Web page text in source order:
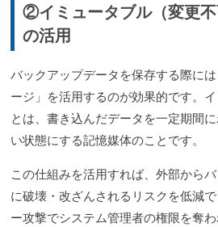
②イミュータブル（変更
の活用
バックアップデータを保存する際に
ージ」を活用するのが効果的です。
とは、書き込んだデータを一定期間
い状態にする記憶媒体のことです。
この仕組みを活用すれば、外部から
に破壊・改ざんされるリスクを低減
ー攻撃でシステム管理者の権限を奪